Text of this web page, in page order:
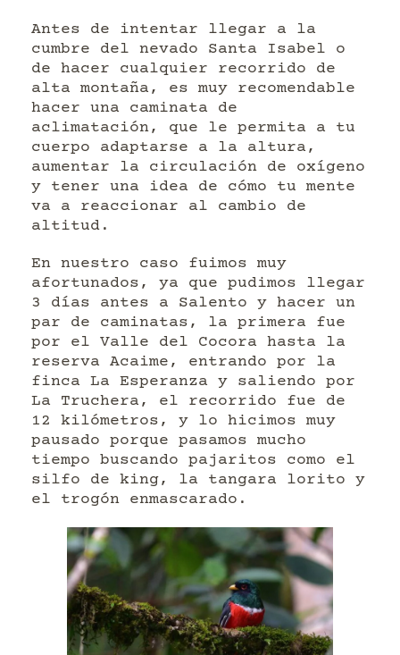
Antes de intentar llegar a la
cumbre del nevado Santa Isabel o
de hacer cualquier recorrido de
alta montaña, es muy recomendable
hacer una caminata de
aclimatación, que le permita a tu
cuerpo adaptarse a la altura,
aumentar la circulación de oxígeno
y tener una idea de cómo tu mente
va a reaccionar al cambio de
altitud.
En nuestro caso fuimos muy
afortunados, ya que pudimos llegar
3 días antes a Salento y hacer un
par de caminatas, la primera fue
por el Valle del Cocora hasta la
reserva Acaime, entrando por la
finca La Esperanza y saliendo por
La Truchera, el recorrido fue de
12 kilómetros, y lo hicimos muy
pausado porque pasamos mucho
tiempo buscando pajaritos como el
silfo de king, la tangara lorito y
el trogón enmascarado.